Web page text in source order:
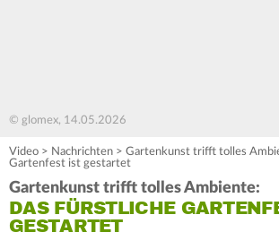
© glomex, 14.05.2026
Video > Nachrichten > Gartenkunst trifft tolles
Gartenfest ist gestartet
Gartenkunst trifft tolles Ambiente:
DAS FÜRSTLICHE
GESTARTET